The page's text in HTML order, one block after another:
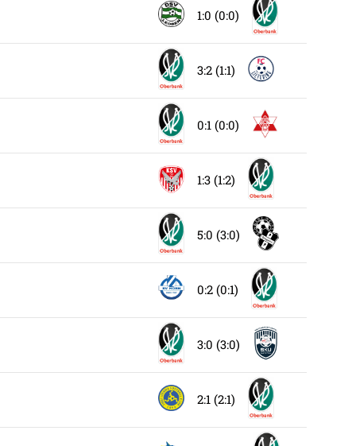
1:0 (0:0)
3:2 (1:1)
0:1 (0:0)
1:3 (1:2)
5:0 (3:0)
0:2 (0:1)
3:0 (3:0)
2:1 (2:1)